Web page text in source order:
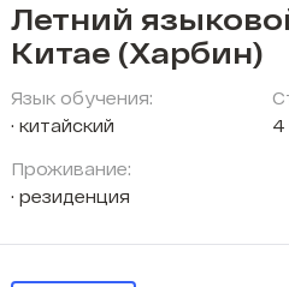
Летний
Китае (Харбин)
Язык обучения:
китайский
Проживание:
резиденция
4